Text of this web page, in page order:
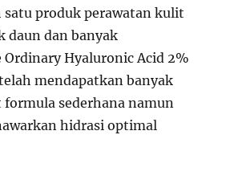
satu produk perawatan kulit
daun dan banyak
Hyaluronic Acid 2%
mendapatkan banyak
sederhana namun
hidrasi optimal